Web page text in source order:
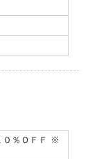
０％ＯＦＦ ※